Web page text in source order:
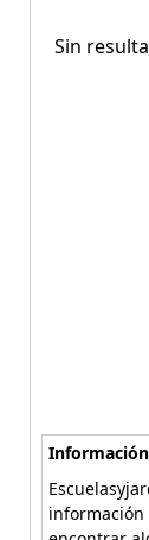
Sin
información